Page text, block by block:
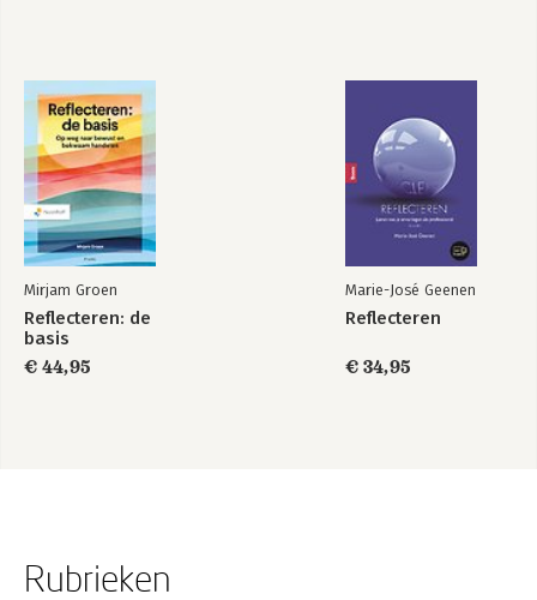
Mirjam Groen
Reflecteren: de
basis
€ 44,95
Marie-José Geenen
Reflecteren
€ 34,95
Rubrieken